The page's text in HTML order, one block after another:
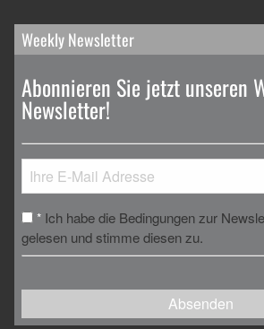
Weekly Newsletter
Abonnieren Sie jetzt unseren
Newsletter!
* Ich habe die Bedingungen zur
gelesen und stimme diesen zu.
Absenden